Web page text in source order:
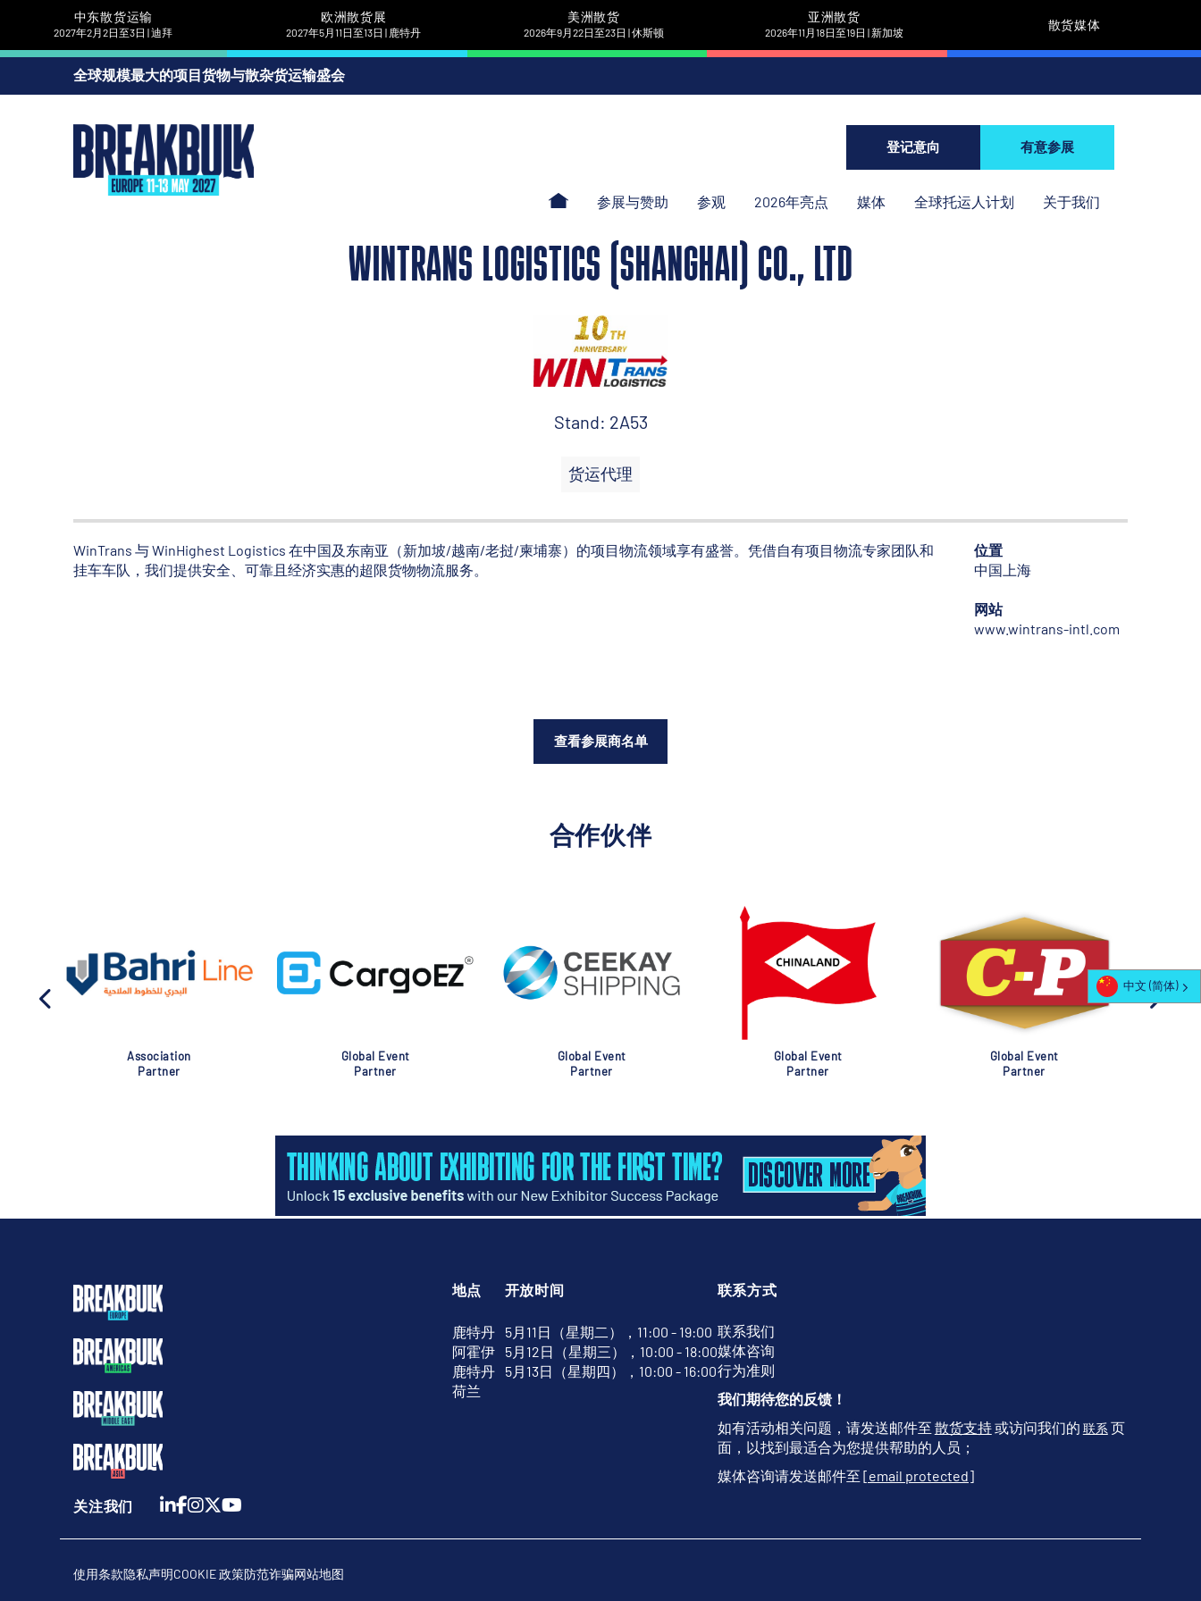
中东散货运输
2027年2月2日至3日 | 迪拜
欧洲散货展
2027年5月11日至13日 | 鹿特丹
美洲散货
2026年9月22日至23日 | 休斯顿
亚洲散货
2026年11月18日至19日 | 新加坡
散货媒体
全球规模最大的项目货物与散杂货运输盛会
登记意向 有意参展
参展与赞助 参观 2026年亮点 媒体 全球托运人计划 关于我们
WINTRANS LOGISTICS (SHANGHAI) CO., LTD
Stand: 2A53
货运代理
WinTrans 与 WinHighest Logistics 在中国及东南亚（新加坡/越南/老挝/柬埔寨）的项目物流领域享有盛誉。凭借自有项目物流专家团队和
挂车车队，我们提供安全、可靠且经济实惠的超限货物物流服务。
位置
中国上海
网站
www.wintrans-intl.com
查看参展商名单
合作伙伴
Association
Partner
Global Event
Partner
Global Event
Partner
Global Event
Partner
Global Event
Partner
地点
鹿特丹
阿霍伊
鹿特丹
荷兰
开放时间
5月11日（星期二），11:00 - 19:00
5月12日（星期三），10:00 - 18:00
5月13日（星期四），10:00 - 16:00
联系方式
联系我们
媒体咨询
行为准则
我们期待您的反馈！
如有活动相关问题，请发送邮件至 散货支持或访问我们的 联系 页
面，以找到最适合为您提供帮助的人员；
媒体咨询请发送邮件至 [email protected]
关注我们
使用条款隐私声明COOKIE 政策防范诈骗网站地图
中文 (简体)